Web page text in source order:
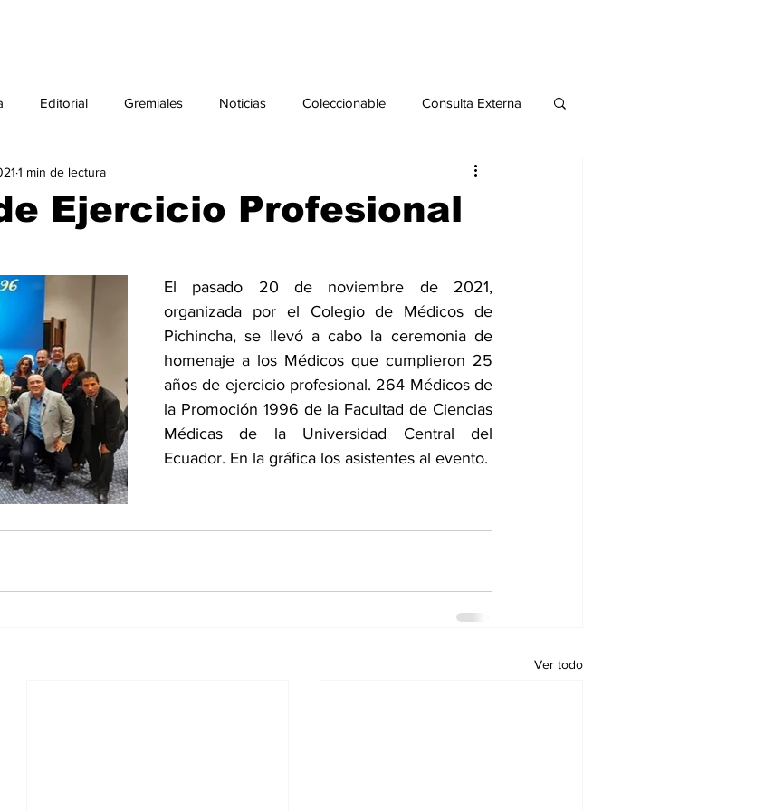
Editorial Gremiales Noticias Coleccionable Consulta Externa
Sección especial Publicaciones
especial Gremiales especial Noticias especial Salud Mental especial
Publicaciones especial dia mundial de la diabetes
Ejercicio Profesional
1 min de lectura
El pasado 20 de noviembre de 2021,
organizada por el Colegio de Médicos de
Pichincha, se llevó a cabo la ceremonia de
homenaje a los Médicos que cumplieron 25
años de ejercicio profesional. 264 Médicos de
la Promoción 1996 de la Facultad de Ciencias
Médicas de la Universidad Central del
Ecuador. En la gráfica los asistentes al evento.
Ver todo